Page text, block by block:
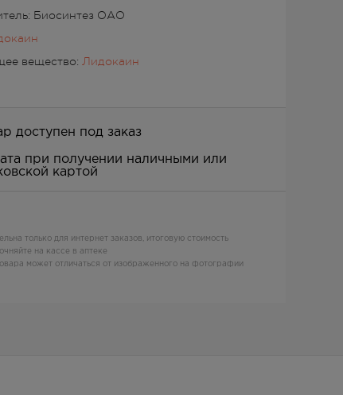
Биосинтез ОАО
вещество: Лидокаин
доступен под заказ
при получении наличными или
картой
только для интернет заказов, итоговую стоимость
на кассе в аптеке
может отличаться от изображенного на фотографии